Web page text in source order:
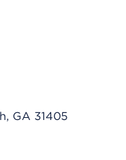
GA 31405
on mobile devices